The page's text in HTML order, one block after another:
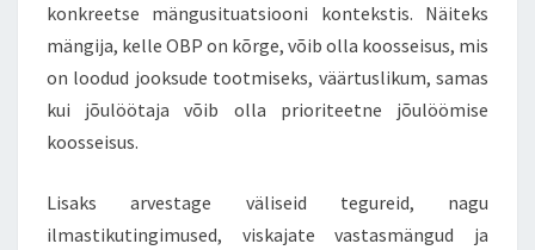
konkreetse mängusituatsiooni kontekstis. Näiteks
mängija, kelle OBP on kõrge, võib olla koosseisus, mis
on loodud jooksude tootmiseks, väärtuslikum, samas
kui jõulöötaja võib olla prioriteetne jõulöömise
koosseisus.
Lisaks arvestage väliseid tegureid, nagu
ilmastikutingimused, viskajate vastasmängud ja